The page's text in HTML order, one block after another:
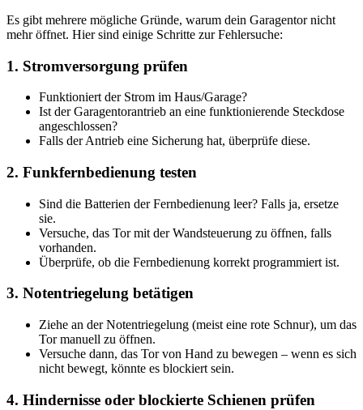
Es gibt mehrere mögliche Gründe, warum dein Garagentor nicht
mehr öffnet. Hier sind einige Schritte zur Fehlersuche:
1. Stromversorgung prüfen
Funktioniert der Strom im Haus/Garage?
Ist der Garagentorantrieb an eine funktionierende Steckdose
angeschlossen?
Falls der Antrieb eine Sicherung hat, überprüfe diese.
2. Funkfernbedienung testen
Sind die Batterien der Fernbedienung leer? Falls ja, ersetze
sie.
Versuche, das Tor mit der Wandsteuerung zu öffnen, falls
vorhanden.
Überprüfe, ob die Fernbedienung korrekt programmiert ist.
3. Notentriegelung betätigen
Ziehe an der Notentriegelung (meist eine rote Schnur), um das
Tor manuell zu öffnen.
Versuche dann, das Tor von Hand zu bewegen – wenn es sich
nicht bewegt, könnte es blockiert sein.
4. Hindernisse oder blockierte Schienen prüfen